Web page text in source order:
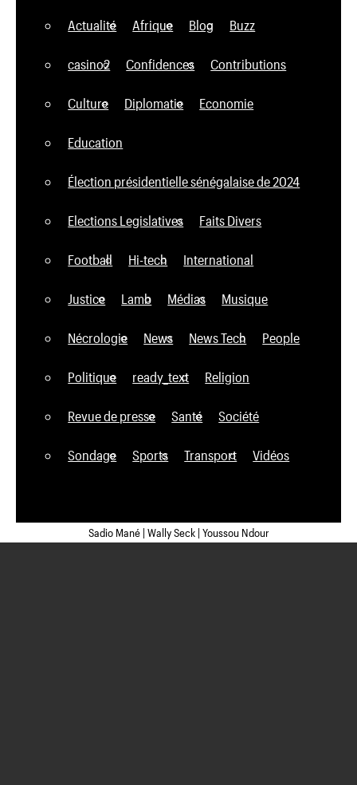
Actualité Afrique Blog Buzz
casino2 Confidences Contributions
Culture Diplomatie Economie
Education
Élection présidentielle sénégalaise de 2024
Elections Legislatives Faits Divers
Football Hi-tech International
Justice Lamb Médias Musique
Nécrologie News News Tech People
Politique ready_text Religion
Revue de presse Santé Société
Sondage Sports Transport Vidéos
Sadio Mané | Wally Seck | Youssou Ndour